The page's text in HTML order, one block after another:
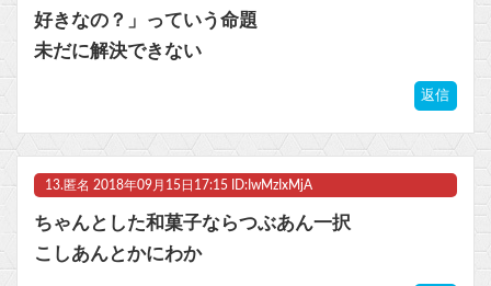
好きなの？」っていう命題
未だに解決できない
返信
13. 匿名 2018年09月15日17:15 ID:IwMzIxMjA
ちゃんとした和菓子ならつぶあん一択
こしあんとかにわか